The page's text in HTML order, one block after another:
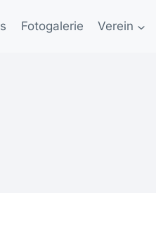
Fotogalerie Verein